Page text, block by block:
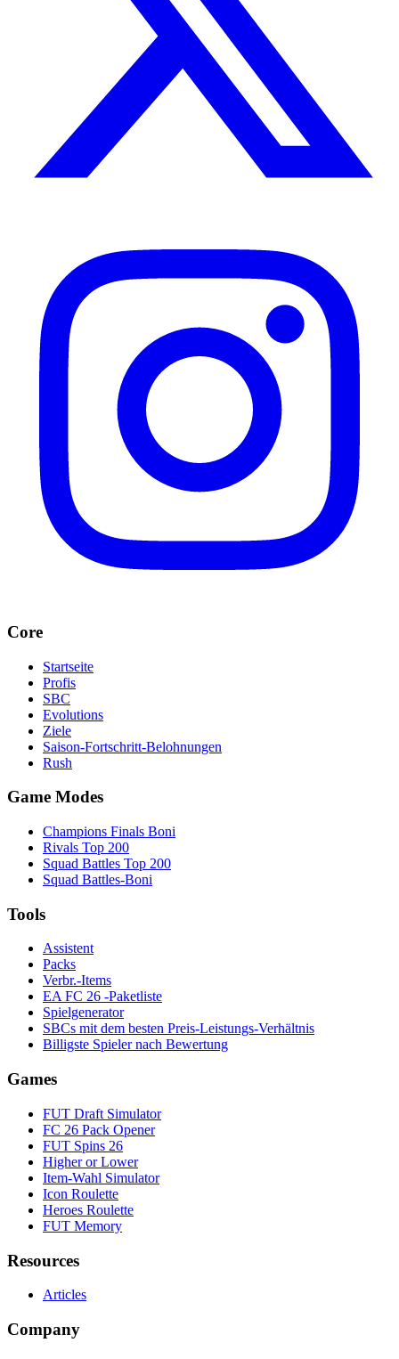
Core
Startseite
Profis
SBC
Evolutions
Ziele
Saison-Fortschritt-Belohnungen
Rush
Game Modes
Champions Finals Boni
Rivals Top 200
Squad Battles Top 200
Squad Battles-Boni
Tools
Assistent
Packs
Verbr.-Items
EA FC 26 -Paketliste
Spielgenerator
SBCs mit dem besten Preis-Leistungs-Verhältnis
Billigste Spieler nach Bewertung
Games
FUT Draft Simulator
FC 26 Pack Opener
FUT Spins 26
Higher or Lower
Item-Wahl Simulator
Icon Roulette
Heroes Roulette
FUT Memory
Resources
Articles
Company